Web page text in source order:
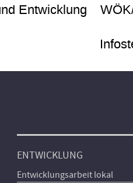
Entwicklung
ENTWICKLUNG
Entwicklungsarbeit lokal